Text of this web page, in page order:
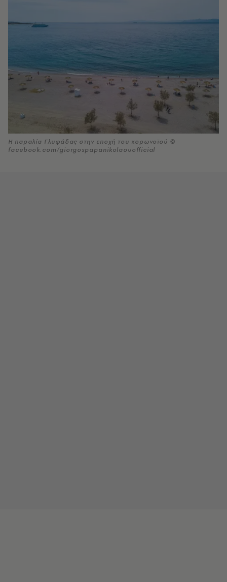
Η παραλία Γλυφάδας στην εποχή του κορωνοϊού ©
facebook.com/giorgospapanikolaouofficial